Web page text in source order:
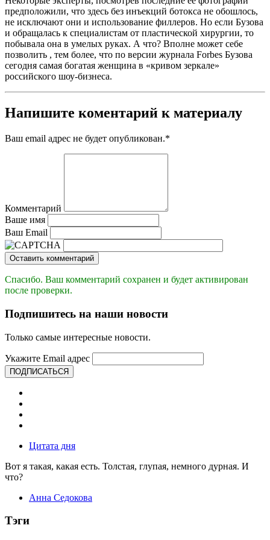
предположили, что здесь без инъекций ботокса не обошлось,
не исключают они и использование филлеров. Но если Бузова
и обращалась к специалистам от пластической хирургии, то
побывала она в умелых руках. А что? Вполне может себе
позволить , тем более, что по версии журнала Forbes Бузова
сегодня самая богатая женщина в «кривом зеркале»
российского шоу-бизнеса.
Напишите коментарий к материалу
Ваш email адрес не будет опубликован.*
Комментарий
Ваше имя
Ваш Email
Оставить комментарий
Спасибо. Ваш комментарий сохранен и будет активирован
после проверки.
Подпишитесь на наши новости
Только самые интересные новости.
Укажите Email адрес
ПОДПИСАТЬСЯ
Цитата дня
Вот я такая, какая есть. Толстая, глупая, немного дурная. И
что?
Анна Седокова
Тэги